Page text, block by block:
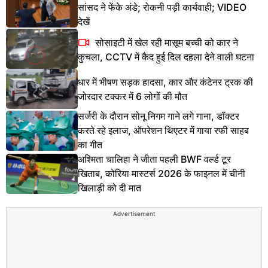
सांसद ने फेंके अंडे; रोकनी पड़ी कार्यवाही; VIDEO
देखें
सोसाइटी में खेल रही मासूम बच्ची को कार ने
कुचला, CCTV में कैद हुई दिल दहला देने वाली घटना
धार में भीषण सड़क हादसा, कार और कंटेनर ट्रक की
जोरदार टक्कर में 6 लोगों की मौत
सर्जरी के दौरान सोनू निगम गाने लगे गाना, डॉक्टर
करते रहे इलाज, ऑपरेशन थिएटर में गाया रफी साहब
का गीत
अश्मिता चालिहा ने जीता पहली BWF वर्ल्ड टूर
खिताब, कोरिया मास्टर्स 2026 के फाइनल में चीनी
खिलाड़ी को दी मात
Advertisement